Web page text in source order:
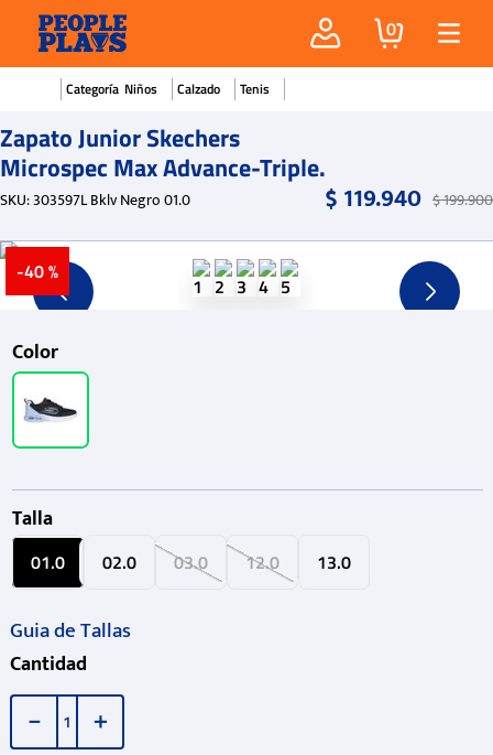
0
Niños Calzado Tenis
Zapato Junior Skechers
Microspec Max Advance-Triple.
SKU:303597L Bklv Negro 01.0 $119.940 $199.900
-40 %
Color
Talla
01.0 02.0 03.0 12.0 13.0
Guia de Tallas
Cantidad
＋
－